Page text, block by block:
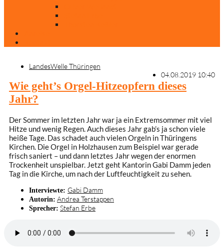
LandesWelle Thüringen
04.08.2019 10:40
Wie geht’s Orgel-Hitzeopfern dieses
Jahr?
Der Sommer im letzten Jahr war ja ein Extremsommer mit viel
Hitze und wenig Regen. Auch dieses Jahr gab’s ja schon viele
heiße Tage. Das schadet auch vielen Orgeln in Thüringens
Kirchen. Die Orgel in Holzhausen zum Beispiel war gerade
frisch saniert – und dann letztes Jahr wegen der enormen
Trockenheit unspielbar. Jetzt geht Kantorin Gabi Damm jeden
Tag in die Kirche, um nach der Luftfeuchtigkeit zu sehen.
Interviewte: Gabi Damm
Autorin: Andrea Terstappen
Sprecher: Stefan Erbe